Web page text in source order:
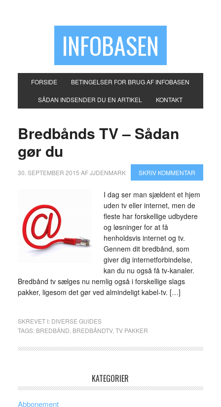
INFOBASEN
FORSIDE BETINGELSER FOR BRUG AF INFOBASEN
SÅDAN INDSENDER DU EN ARTIKEL KONTAKT
Bredbånds TV – Sådan
gør du
30. SEPTEMBER 2015 AFJJDENMARK SKRIV KOMMENTAR
I dag ser man sjældent et hjem
uden tv eller internet, men de
fleste har forskellige udbydere
og løsninger for at få
henholdsvis internet og tv.
Gennem dit bredbånd, som
giver dig internetforbindelse,
kan du nu også få tv-kanaler.
Bredbånd tv sælges nu nemlig også i forskellige slags
pakker, ligesom det gør ved almindeligt kabel-tv. […]
SKREVET I: DIVERSE GUIDES
TAGS: BREDBÅND BREDBÅNDTV, TV PAKKER
KATEGORIER
Abbonement